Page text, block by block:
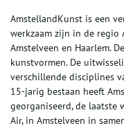
AmstellandKunst is een
werkzaam zijn in de regio
Amstelveen en Haarlem.
kunstvormen. De
verschillende disciplines
15-jarig bestaan heeft
georganiseerd, de laatste
Air, in Amstelveen in